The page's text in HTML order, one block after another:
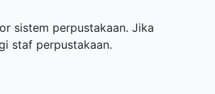
sistem perpustakaan. Jika
staf perpustakaan.